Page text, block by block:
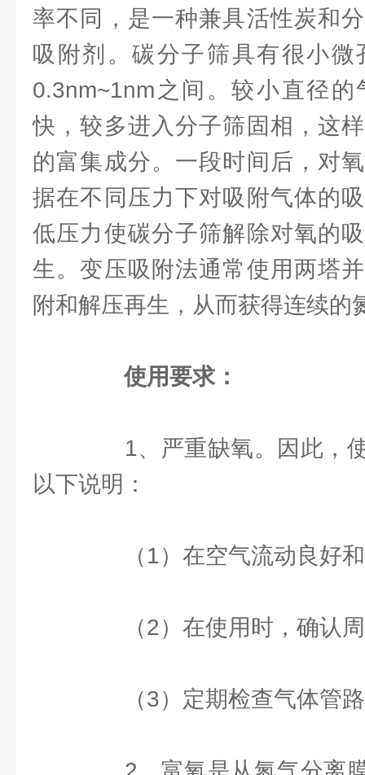
率不同，是一种兼具活性炭和
吸附剂。碳分子筛具有很小
0.3nm~1nm之间。较小直径
快，较多进入分子筛固相，这
的富集成分。一段时间后，对
据在不同压力下对吸附气体的
低压力使碳分子筛解除对氧的
生。变压吸附法通常使用两塔
附和解压再生，从而获得连续的
使用要求：
1、严重缺氧。因此，使
以下说明：
（1）在空气流动良好和
（2）在使用时，确认周
（3）定期检查气体管路